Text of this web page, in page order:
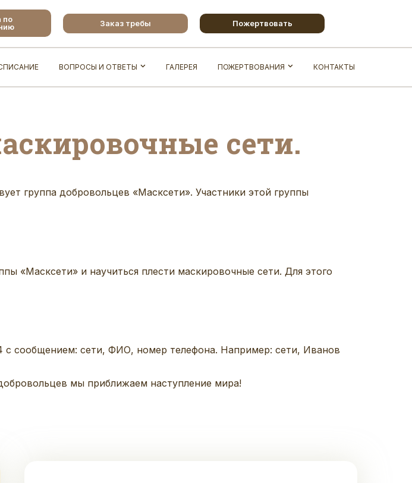
по
Заказ требы Пожертвовать
ВОПРОСЫ И ОТВЕТЫ ГАЛЕРЕЯ ПОЖЕРТВОВАНИЯ КОНТАКТЫ
сети.
группа добровольцев «Масксети». Участники этой группы
«Масксети» и научиться плести маскировочные сети. Для этого
с сообщением: сети, ФИО, номер телефона. Например: сети, Иванов
мы приближаем наступление мира!